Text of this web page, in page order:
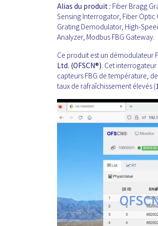
Alias du produit : Fiber Bragg
Sensing Interrogator, Fiber
Grating Demodulator, High-
Analyzer, Modbus FBG Gateway.
Ce produit est un démodulateur
Ltd. (OFSCN®). Cet
capteurs FBG de température,
taux de rafraîchissement élevés (